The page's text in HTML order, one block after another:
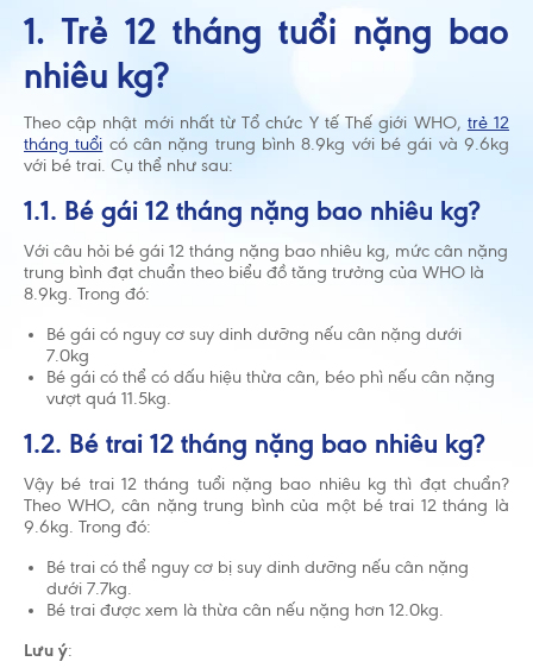
1. Trẻ 12 tháng tuổi nặng bao
nhiêu kg?
Theo cập nhật mới nhất từ Tổ chức Y tế Thế giới WHO, trẻ 12
tháng tuổi có cân nặng trung bình 8.9kg với bé gái và 9.6kg
với bé trai. Cụ thể như sau:
1.1. Bé gái 12 tháng nặng bao nhiêu kg?
Với câu hỏi bé gái 12 tháng nặng bao nhiêu kg, mức cân nặng
trung bình đạt chuẩn theo biểu đồ tăng trưởng của WHO là
8.9kg. Trong đó:
Bé gái có nguy cơ suy dinh dưỡng nếu cân nặng dưới
7.0kg
Bé gái có thể có dấu hiệu thừa cân, béo phì nếu cân nặng
vượt quá 11.5kg.
1.2. Bé trai 12 tháng nặng bao nhiêu kg?
Vậy bé trai 12 tháng tuổi nặng bao nhiêu kg thì đạt chuẩn?
Theo WHO, cân nặng trung bình của một bé trai 12 tháng là
9.6kg. Trong đó:
Bé trai có thể nguy cơ bị suy dinh dưỡng nếu cân nặng
dưới 7.7kg.
Bé trai được xem là thừa cân nếu nặng hơn 12.0kg.
Lưu ý: